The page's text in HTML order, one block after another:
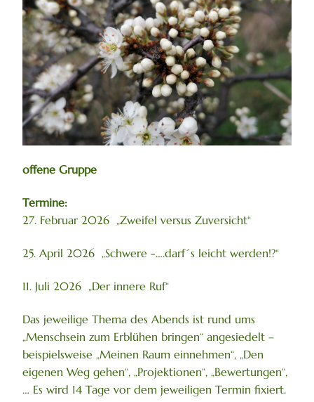
offene Gruppe
Termine:
27. Februar 2026 „Zweifel versus Zuversicht“
25. April 2026 „Schwere -….darf´s leicht werden!?“
11. Juli 2026 „Der innere Ruf“
Das jeweilige Thema des Abends ist rund ums
„Menschsein zum Erblühen bringen“ angesiedelt –
beispielsweise „Meinen Raum einnehmen“, „Den
eigenen Weg gehen“, „Projektionen“, „Bewertungen“,
… Es wird 14 Tage vor dem jeweiligen Termin fixiert.